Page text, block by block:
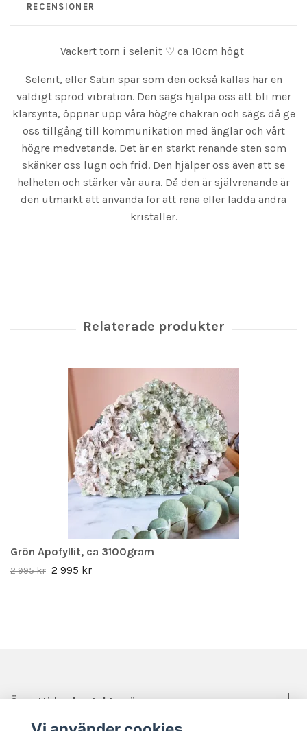
RECENSIONER
Vackert torn i selenit ♡ ca 10cm högt
Selenit, eller Satin spar som den också kallas har en
väldigt spröd vibration. Den sägs hjälpa oss att bli mer
klarsynta, öppnar upp våra högre chakran och sägs då ge
oss tillgång till kommunikation med änglar och vårt
högre medvetande. Det är en starkt renande sten som
skänker oss lugn och frid. Den hjälper oss även att se
helheten och stärker vår aura. Då den är självrenande är
den utmärkt att använda för att rena eller ladda andra
kristaller.
Grön Apofyllit, ca 3100gram
2 995 kr 2 995 kr
Öppettider, kontakt, mässor mm.